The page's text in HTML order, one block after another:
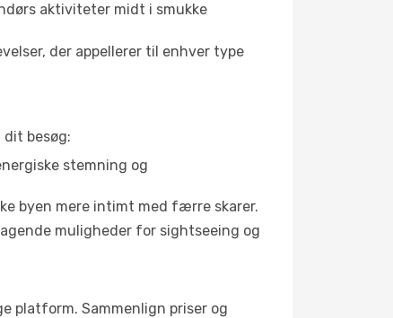
aktiviteter midt i smukke
der appellerer til enhver type
besøg:
stemning og
byen mere intimt med færre skarer.
muligheder for sightseeing og
platform. Sammenlign priser og